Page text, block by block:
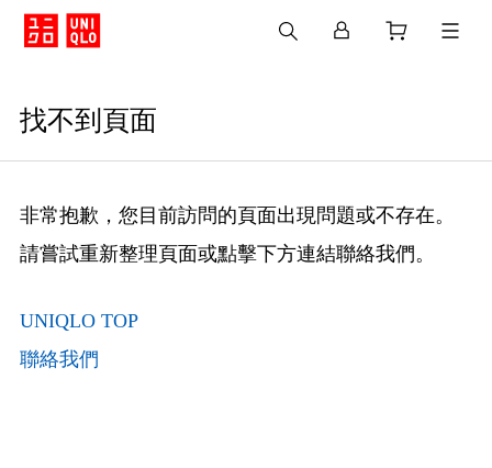
找不到頁面
非常抱歉，您目前訪問的頁面出現問題或不存在。
請嘗試重新整理頁面或點擊下方連結聯絡我們。
UNIQLO TOP
聯絡我們